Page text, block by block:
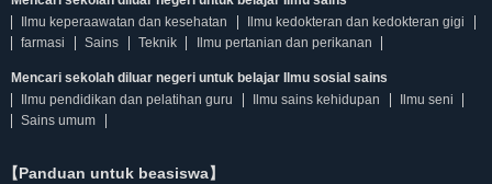
Ilmu keperaawatan dan kesehatan
Ilmu kedokteran dan kedokteran gigi
farmasi
Sains Teknik Ilmu pertanian dan perikanan
Mencari sekolah diluar negeri untuk belajar Ilmu sosial sains
Ilmu pendidikan dan pelatihan guru
Ilmu sains kehidupan
Ilmu seni
Sains umum
【Panduan untuk beasiswa】